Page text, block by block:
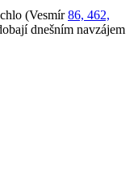
(Vesmír86, 462,
dnešním navzájem